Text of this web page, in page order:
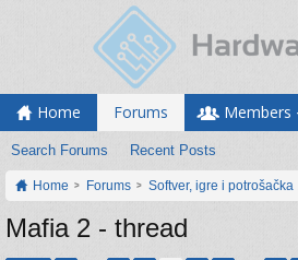
Home Forums
Search Forums Recent Posts
Members
Home Forums Softver, igre i potrošačka
Mafia 2 - thread